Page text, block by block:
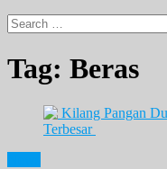
Search
for:
Tag: Beras